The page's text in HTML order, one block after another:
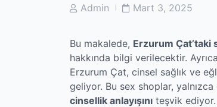
PostAdmin
PostMart 3, 2025
Bu makalede, Erzurum Çat’taki
hakkında bilgi verilecektir.
Erzurum Çat, cinsel sağlık ve
geliyor. Bu sex shoplar,
cinsellik anlayışını teşvik